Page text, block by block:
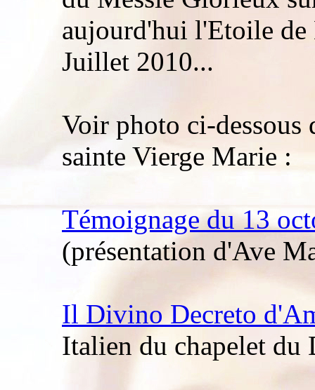
aujourd'hui l'Etoile
Juillet 2010...
Voir photo ci-dessous
sainte Vierge Marie :
Témoignage du 13
(présentation d'Ave
Il Divino Decreto
Italien du chapelet du